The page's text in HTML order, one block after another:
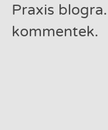
Praxis
kommentek.